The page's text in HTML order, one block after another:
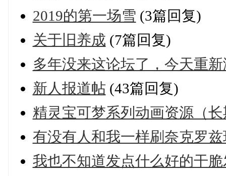
2019的第一场雪 (3篇回复)
关于旧养成 (7篇回复)
多年没来这论坛了，今天重
新人报道帖 (43篇回复)
精灵宝可梦系列动画资源（
有没有人和我一样刷奈克罗
我也不知道发点什么好的干